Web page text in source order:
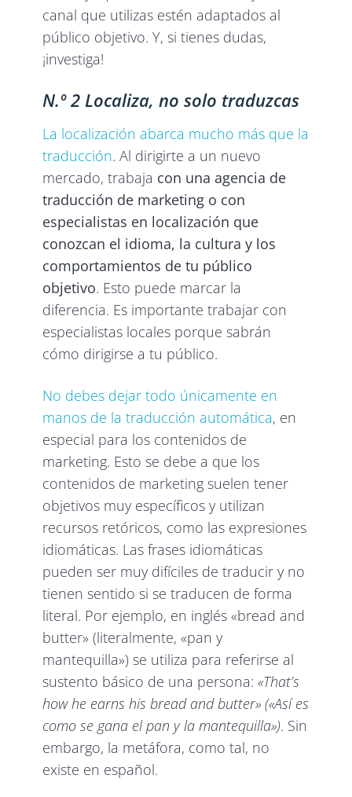
canal que utilizas estén adaptados al
público objetivo. Y, si tienes dudas,
¡investiga!
N.º 2 Localiza, no solo traduzcas
La localización abarca mucho más que la
traducción. Al dirigirte a un nuevo
mercado, trabaja con una agencia de
traducción de marketing o con
especialistas en localización que
conozcan el idioma, la cultura y los
comportamientos de tu público
objetivo. Esto puede marcar la
diferencia. Es importante trabajar con
especialistas locales porque sabrán
cómo dirigirse a tu público.
No debes dejar todo únicamente en
manos de la traducción automática, en
especial para los contenidos de
marketing. Esto se debe a que los
contenidos de marketing suelen tener
objetivos muy específicos y utilizan
recursos retóricos, como las expresiones
idiomáticas. Las frases idiomáticas
pueden ser muy difíciles de traducir y no
tienen sentido si se traducen de forma
literal. Por ejemplo, en inglés «bread and
butter» (literalmente, «pan y
mantequilla») se utiliza para referirse al
sustento básico de una persona:«That’s
how he earns his bread and butter» («Así es
como se gana el pan y la mantequilla»). Sin
embargo, la metáfora, como tal, no
existe en español.